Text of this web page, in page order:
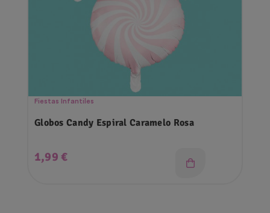
Fiestas Infantiles
Globos Candy Espiral Caramelo Rosa
Precio
1,99 €